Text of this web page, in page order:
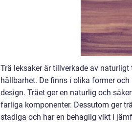
Trä leksaker är tillverkade av
hållbarhet. De finns i olika former
design. Träet ger en naturlig och
farliga komponenter. Dessutom ger
stadiga och har en behaglig vikt i